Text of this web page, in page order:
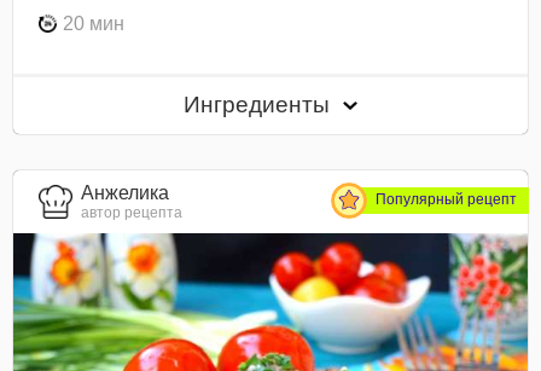
20 мин
Ингредиенты
Анжелика
автор рецепта
Популярный рецепт